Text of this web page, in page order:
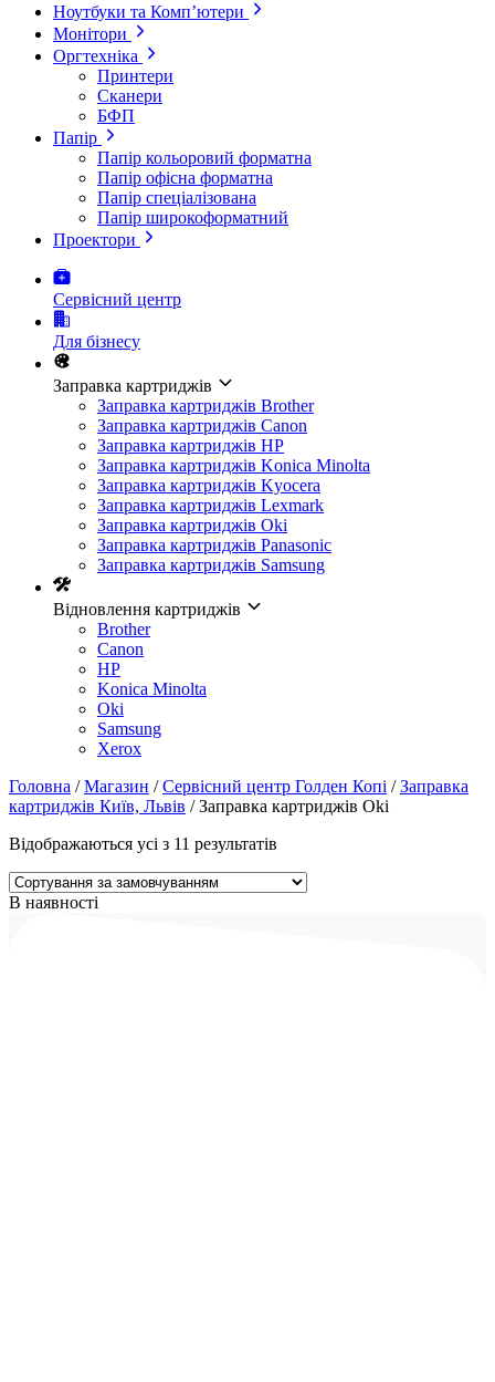
Ноутбуки та Комп’ютери
Монітори
Оргтехніка
Принтери
Сканери
БФП
Папір
Папір кольоровий форматна
Папір офісна форматна
Папір спеціалізована
Папір широкоформатний
Проектори
Сервісний центр
Для бізнесу
Заправка картриджів
Заправка картриджів Brother
Заправка картриджів Canon
Заправка картриджів HP
Заправка картриджів Konica Minolta
Заправка картриджів Kyocera
Заправка картриджів Lexmark
Заправка картриджів Oki
Заправка картриджів Panasonic
Заправка картриджів Samsung
Відновлення картриджів
Brother
Canon
HP
Konica Minolta
Oki
Samsung
Xerox
Головна /Магазин /Сервісний центр Голден Копі /Заправка
картриджів Київ, Львів / Заправка картриджів Oki
Відображаються усі з 11 результатів
В наявності